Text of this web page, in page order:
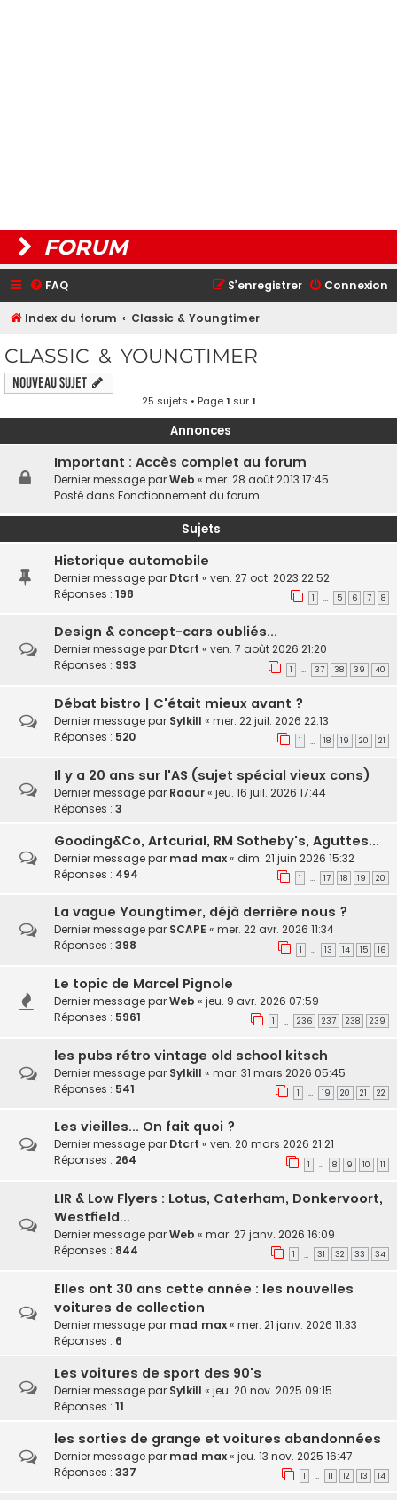
FORUM
FAQ Connexion
S’enregistrer
Index du forum Classic & Youngtimer
CLASSIC & YOUNGTIMER
Nouveau sujet
25 sujets • Page1 sur1
Annonces
Important : Accès complet au forum
Dernier message parWeb « mer. 28 août 2013 17:45
Posté dans Fonctionnement du forum
Sujets
Historique automobile
Dernier message par Dtcrt « ven. 27 oct. 2023 22:52
Réponses : 198 1 … 5 6 7 8
Design & concept-cars oubliés...
Dernier message par Dtcrt « ven. 7 août 2026 21:20
Réponses : 993 1 … 37 38 39 40
Débat bistro | C'était mieux avant ?
Dernier message par Sylkill « mer. 22 juil. 2026 22:13
Réponses : 520 1 … 18 19 20 21
Il y a 20 ans sur l'AS (sujet spécial vieux cons)
Dernier message par Raaur« jeu. 16 juil. 2026 17:44
Réponses : 3
Gooding&Co, Artcurial, RM Sotheby's, Aguttes...
Dernier message par mad max« dim. 21 juin 2026 15:32
Réponses : 494 1 … 17 18 19 20
La vague Youngtimer, déjà derrière nous ?
Dernier message par SCAPE « mer. 22 avr. 2026 11:34
Réponses : 398 1 … 13 14 15 16
Le topic de Marcel Pignole
Dernier message parWeb « jeu. 9 avr. 2026 07:59
Réponses : 5961 1 … 236 237 238 239
les pubs rétro vintage old school kitsch
Dernier message par Sylkill « mar. 31 mars 2026 05:45
Réponses : 541 1 … 19 20 21 22
Les vieilles... On fait quoi ?
Dernier message par Dtcrt « ven. 20 mars 2026 21:21
Réponses : 264 1 … 8 9 10 11
LIR & Low Flyers : Lotus, Caterham, Donkervoort,
Westfield...
Dernier message parWeb « mar. 27 janv. 2026 16:09
Réponses : 844 1 … 31 32 33 34
Elles ont 30 ans cette année : les nouvelles
voitures de collection
Dernier message par mad max« mer. 21 janv. 2026 11:33
Réponses : 6
Les voitures de sport des 90's
Dernier message par Sylkill « jeu. 20 nov. 2025 09:15
Réponses : 11
les sorties de grange et voitures abandonnées
Dernier message par mad max« jeu. 13 nov. 2025 16:47
Réponses : 337 1 … 11 12 13 14